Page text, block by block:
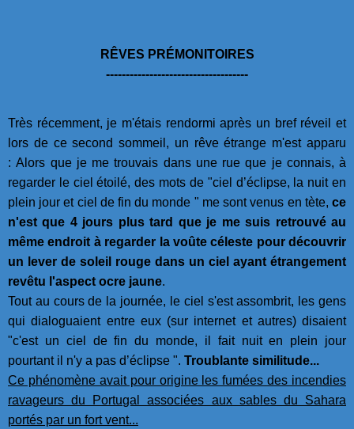
RÊVES PRÉMONITOIRES
------------------------------------
Très récemment, je m'étais rendormi après un bref réveil et
lors de ce second sommeil, un rêve étrange m'est apparu
: Alors que je me trouvais dans une rue que je connais, à
regarder le ciel étoilé, des mots de "ciel d’éclipse, la nuit en
plein jour et ciel de fin du monde " me sont venus en tète, ce
n'est que 4 jours plus tard que je me suis retrouvé au
même endroit à regarder la voûte céleste pour découvrir
un lever de soleil rouge dans un ciel ayant étrangement
revêtu l'aspect ocre jaune.
Tout au cours de la journée, le ciel s'est assombrit, les gens
qui dialoguaient entre eux (sur internet et autres) disaient
"c'est un ciel de fin du monde, il fait nuit en plein jour
pourtant il n'y a pas d’éclipse ". Troublante similitude...
Ce phénomène avait pour origine les fumées des incendies
ravageurs du Portugal associées aux sables du Sahara
portés par un fort vent...